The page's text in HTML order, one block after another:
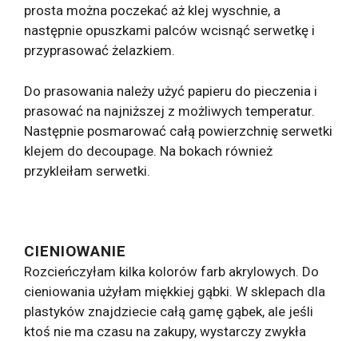
prosta można poczekać aż klej wyschnie, a
następnie opuszkami palców wcisnąć serwetkę i
przyprasować żelazkiem.
Do prasowania należy użyć papieru do pieczenia i
prasować na najniższej z możliwych temperatur.
Następnie posmarować całą powierzchnię serwetki
klejem do decoupage. Na bokach również
przykleiłam serwetki.
CIENIOWANIE
Rozcieńczyłam kilka kolorów farb akrylowych. Do
cieniowania użyłam miękkiej gąbki. W sklepach dla
plastyków znajdziecie całą gamę gąbek, ale jeśli
ktoś nie ma czasu na zakupy, wystarczy zwykła